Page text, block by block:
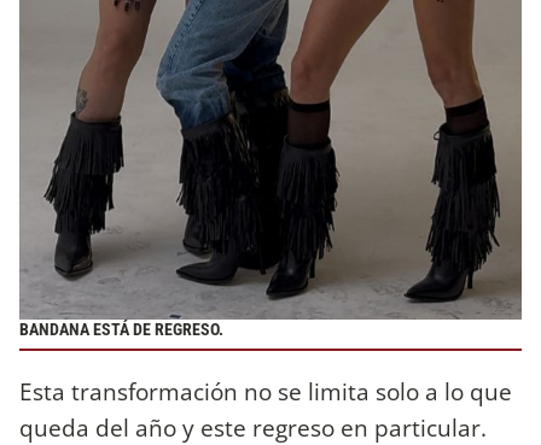
BANDANA ESTÁ DE REGRESO.
Esta transformación no se limita solo a lo que
queda del año y este regreso en particular.